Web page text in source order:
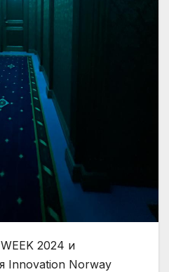
2024 и
Innovation Norway